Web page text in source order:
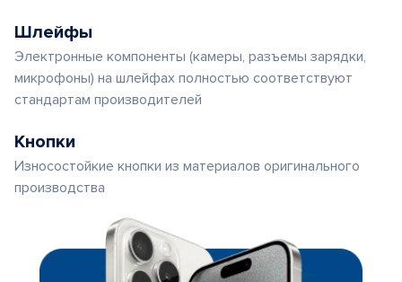
Шлейфы
Электронные компоненты (камеры, разъемы зарядки,
микрофоны) на шлейфах полностью соответствуют
стандартам производителей
Кнопки
Износостойкие кнопки из материалов оригинального
производства